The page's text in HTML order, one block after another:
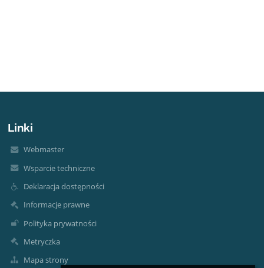
Linki
Webmaster
Wsparcie techniczne
Deklaracja dostępności
Informacje prawne
Polityka prywatności
Metryczka
Mapa strony